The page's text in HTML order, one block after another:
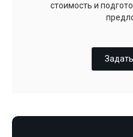
стоимость и